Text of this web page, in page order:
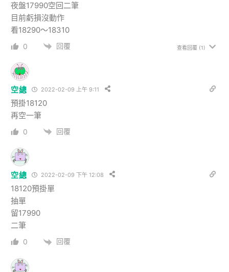
夜盤17990空回二筆
目前虧損沒動作
看18290～18310
0 回覆 查看回覆 (1)
空總 2022-02-09 上午 9:11
預掛18120
再空一筆
0 回覆
空總 2022-02-09 下午 12:08
18120預掛單
抽單
留17990
二筆
0 回覆